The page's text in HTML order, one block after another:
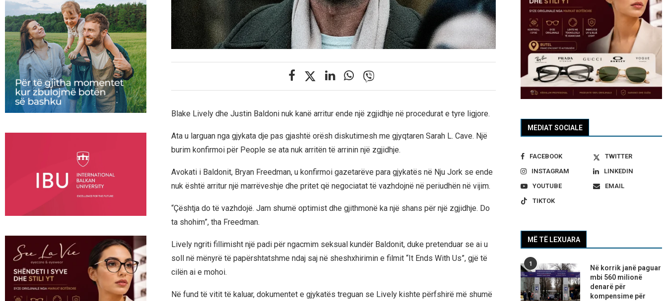
Blake Lively dhe Justin Baldoni nuk kanë arritur ende një zgjidhje në procedurat e tyre ligjore.
Ata u larguan nga gjykata dje pas gjashtë orësh diskutimesh me gjyqtaren Sarah L. Cave. Një
burim konfirmoi për People se ata nuk arritën të arrinin një zgjidhje.
Avokati i Baldonit, Bryan Freedman, u konfirmoi gazetarëve para gjykatës në Nju Jork se ende
nuk është arritur një marrëveshje dhe pritet që negociatat të vazhdojnë në periudhën në vijim.
“Çështja do të vazhdojë. Jam shumë optimist dhe gjithmonë ka një shans për një zgjidhje. Do
ta shohim”, tha Freedman.
Lively ngriti fillimisht një padi për ngacmim seksual kundër Baldonit, duke pretenduar se ai u
soll në mënyrë të papërshtatshme ndaj saj në sheshxhirimin e filmit “It Ends With Us”, gjë të
cilën ai e mohoi.
Në fund të vitit të kaluar, dokumentet e gjykatës treguan se Lively kishte përfshirë më shumë
MEDIAT SOCIALE
FACEBOOK
TWITTER
INSTAGRAM
LINKEDIN
YOUTUBE
EMAIL
TIKTOK
MË TË LEXUARA
1
Në korrik janë paguar
mbi 560 milionë
denarë për
kompensime për